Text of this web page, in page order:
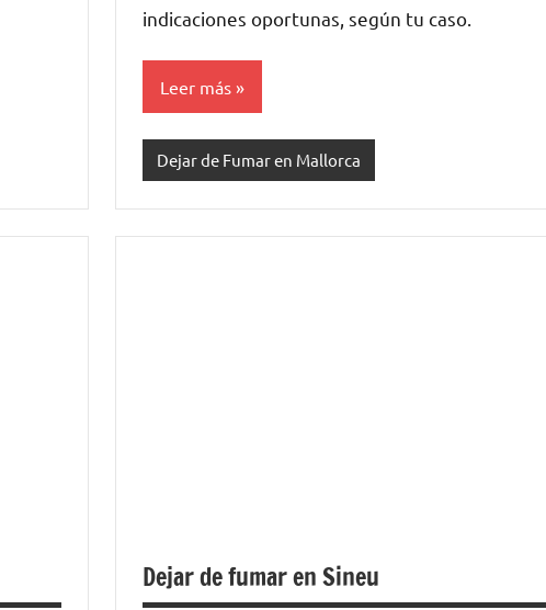
indicaciones oportunas, según tu caso.
Leer más
Dejar de Fumar en Mallorca
Dejar de fumar en Sineu